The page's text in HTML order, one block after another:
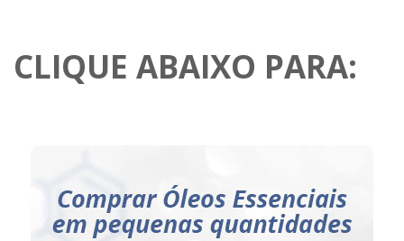
CLIQUE ABAIXO PARA: